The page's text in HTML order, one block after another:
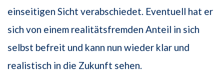
einseitigen Sicht verabschiedet. Eventuell hat er
sich von einem realitätsfremden Anteil in sich
selbst befreit und kann nun wieder klar und
realistisch in die Zukunft sehen.